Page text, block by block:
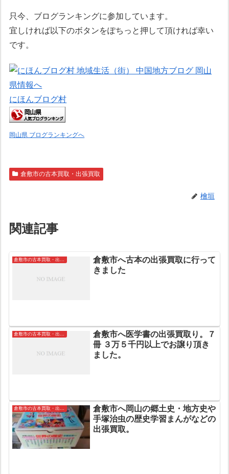
只今、ブログランキングに参加しています。
宜しければ以下のボタンをぽちっと押して頂ければ幸い
です。
にほんブログ村
岡山県 ブログランキングへ
倉敷市の古本買取・出張買取
檜垣
関連記事
倉敷市の古本買取・出張買取
倉敷市へ古本の出張買取に行って
きました
倉敷市へ医学書の出張買取り。７
冊 ３万５千円以上でお譲り頂き
ました。
倉敷市へ岡山の郷土史・地方史や
手塚治虫の歴史学習まんがなどの
出張買取。